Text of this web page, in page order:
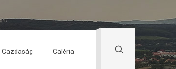
Gazdaság Galéria